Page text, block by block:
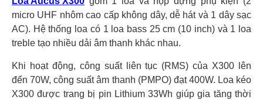
micro UHF nhôm cao cấp không dây, dễ hát và 1 dây sạc
AC). Hệ thống loa có 1 loa bass 25 cm (10 inch) và 1 loa
treble tạo nhiều dải âm thanh khác nhau.
Khi hoạt động, công suất liên tục (RMS) của X300 lên
đến 70W, công suất âm thanh (PMPO) đạt 400W. Loa kéo
X300 được trang bị pin Lithium 33Wh giúp gia tăng thời